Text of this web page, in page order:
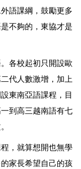
語課綱，鼓勵更多
不夠的，東協才是
各校起初只開設歐
代人數激增，加上
東南亞語課程，目
到高三越南語有七
，就算想開也無學
家長希望自己的孩